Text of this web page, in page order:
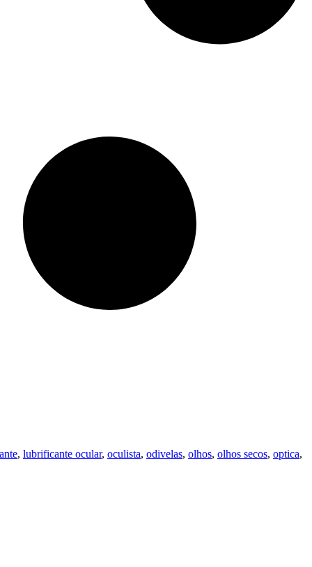
, lubrificante ocular, oculista, odivelas, olhos, olhos secos, optica,